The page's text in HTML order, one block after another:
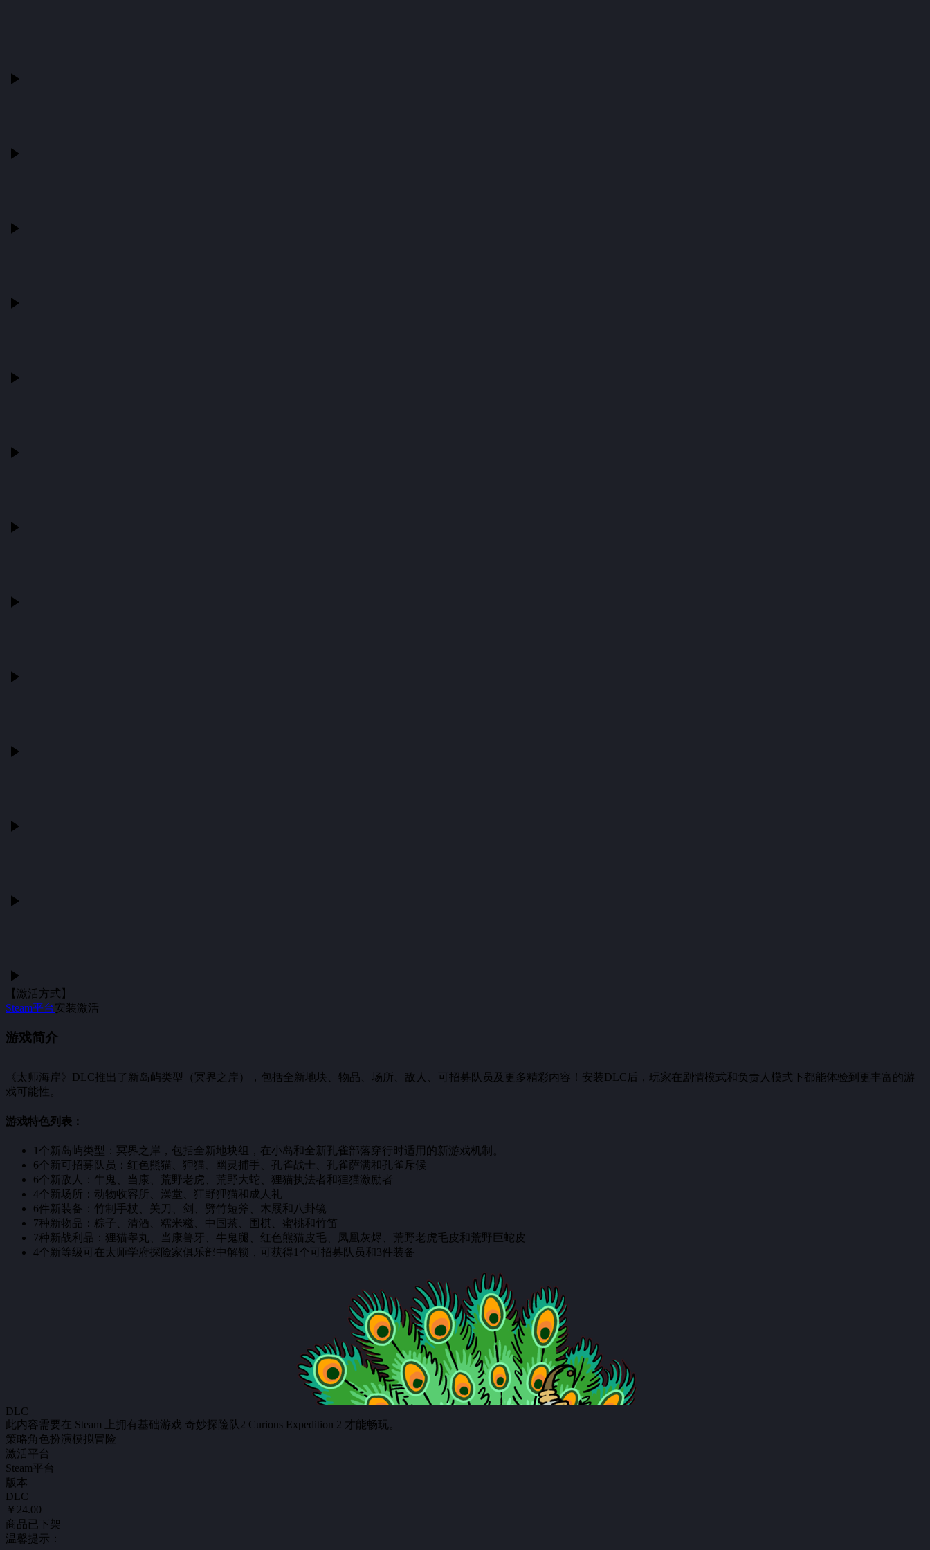
【激活方式】
Steam平台安装激活
游戏简介
《太师海岸》DLC推出了新岛屿类型（冥界之岸），包括全新地块、物品、场所、敌人、可招募队员及更多精彩内容！安装DLC后，玩家在剧情模式和负责人模式下都能体验到更丰富的游
戏可能性。
游戏特色列表：
1个新岛屿类型：冥界之岸，包括全新地块组，在小岛和全新孔雀部落穿行时适用的新游戏机制。
6个新可招募队员：红色熊猫、狸猫、幽灵捕手、孔雀战士、孔雀萨满和孔雀斥候
6个新敌人：牛鬼、当康、荒野老虎、荒野大蛇、狸猫执法者和狸猫激励者
4个新场所：动物收容所、澡堂、狂野狸猫和成人礼
6件新装备：竹制手杖、关刀、剑、劈竹短斧、木屐和八卦镜
7种新物品：粽子、清酒、糯米糍、中国茶、围棋、蜜桃和竹笛
7种新战利品：狸猫睾丸、当康兽牙、牛鬼腿、红色熊猫皮毛、凤凰灰烬、荒野老虎毛皮和荒野巨蛇皮
4个新等级可在太师学府探险家俱乐部中解锁，可获得1个可招募队员和3件装备
DLC
此内容需要在 Steam 上拥有基础游戏 奇妙探险队2 Curious Expedition 2 才能畅玩。
策略角色扮演模拟冒险
激活平台
Steam平台
版本
DLC
￥24.00
商品已下架
温馨提示：